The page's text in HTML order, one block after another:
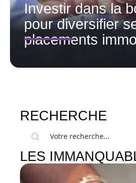
Investir dans la
pour diversifier
placements
RECHERCHE
LES